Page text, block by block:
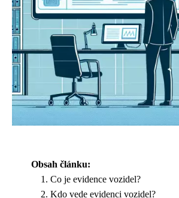
Obsah článku:
Co je evidence vozidel?
Kdo vede evidenci vozidel?